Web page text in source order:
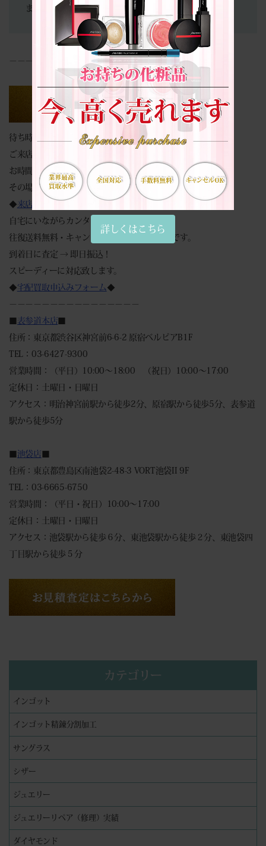
ません。
－－－－－－－－－－－－－－－－
待ち時間０分。
ご来店でのスムーズなお買取りは予約が便利です。
お時間のない場合でもご安心ください。
その場で現金買取致します。
◆ 来店買取予約フォーム
自宅にいながらカンタン見積もり♪
往復送料無料・キャンセル返送料等全て無料です。
到着日に査定 → 即日振込！
スピーディーに対応致します。
◆宅配買取申込みフォーム ◆
－－－－－－－－－－－－－－－－
■ 表参道本店■
住所：東京都渋谷区神宮前6-6-2 原宿ベルピアB1F
TEL：03-6427-9300
営業時間：（平日）10:00～18:00 （祝日）10:00～17:00
定休日：土曜日・日曜日
アクセス：明治神宮前駅から徒歩2分、原宿駅から徒歩5分、表参道
駅から徒歩5分
■池袋店■
住所：東京都豊島区南池袋2-48-3 VORT池袋II 9F
TEL：03-6665-6750
営業時間：（平日・祝日）10:00～17:00
定休日：土曜日・日曜日
アクセス：池袋駅から徒歩６分、東池袋駅から徒歩２分、東池袋四
丁目駅から徒歩５分
カテゴリー
インゴット
インゴット精錬分割加工
サングラス
シザー
ジュエリー
ジュエリーリペア（修理）実績
ダイヤモンド
詳しくはこちら